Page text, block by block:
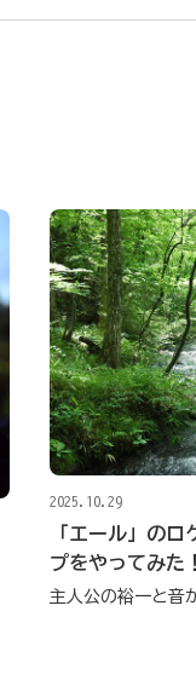
2025.10.29
「エール」の
プをやってみた！
主人公の裕一と音